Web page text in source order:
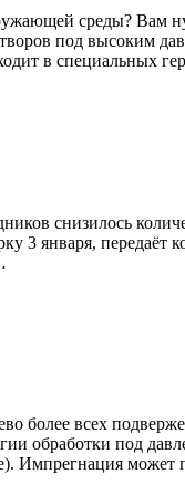
среды? Вам
под высоким
в специальных
снизилось
3 января, передаёт
более всех
обработки под
Импрегнация